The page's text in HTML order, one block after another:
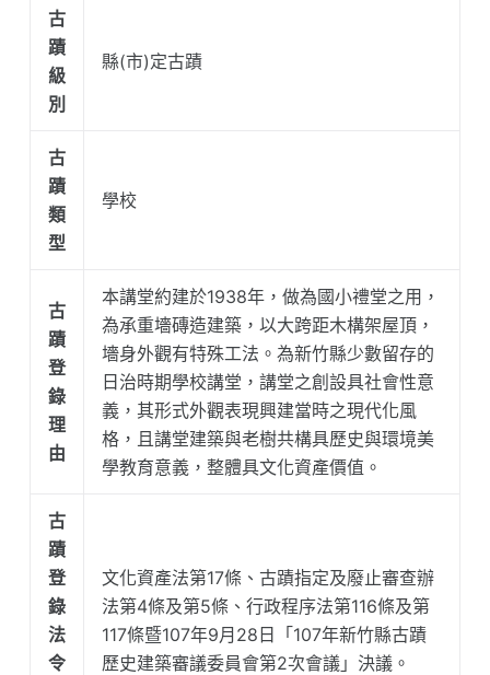
古
蹟
級
別
縣(市)定古蹟
古
蹟
類
型
學校
古
蹟
登
錄
理
由
本講堂約建於1938年，做為國小禮堂之用，
為承重墻磚造建築，以大跨距木構架屋頂，
墻身外觀有特殊工法。為新竹縣少數留存的
日治時期學校講堂，講堂之創設具社會性意
義，其形式外觀表現興建當時之現代化風
格，且講堂建築與老樹共構具歷史與環境美
學教育意義，整體具文化資產價值。
古
蹟
登
錄
法
令
文化資產法第17條、古蹟指定及廢止審查辦
法第4條及第5條、行政程序法第116條及第
117條暨107年9月28日「107年新竹縣古蹟
歷史建築審議委員會第2次會議」決議。